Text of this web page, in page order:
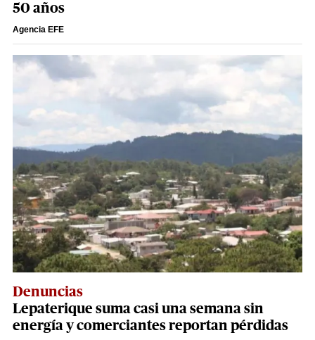
50 años
Agencia EFE
Denuncias
Lepaterique suma casi una semana sin
energía y comerciantes reportan pérdidas